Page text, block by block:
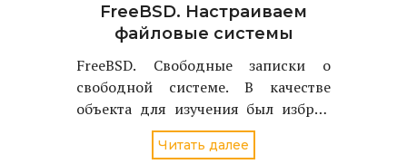
FreeBSD. Настраиваем
файловые системы
FreeBSD. Свободные записки о
свободной системе. В качестве
объекта для изучения был избран
однодисковый вариант FreeBSD
стабильной версии - 4.2
Читать далее